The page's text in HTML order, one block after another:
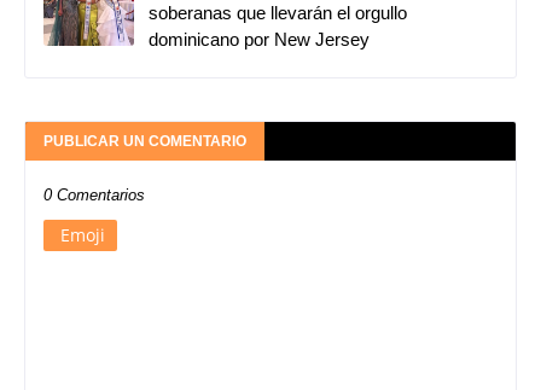
soberanas que llevarán el orgullo
dominicano por New Jersey
PUBLICAR UN COMENTARIO
0 Comentarios
Emoji